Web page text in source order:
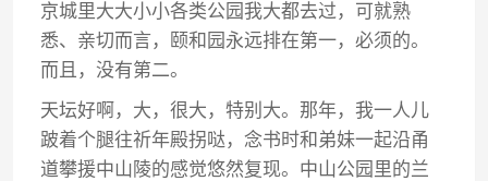
京城里大大小小各类公园我大都去过，可就熟
悉、亲切而言，颐和园永远排在第一，必须的。
而且，没有第二。
天坛好啊，大，很大，特别大。那年，我一人儿
跛着个腿往祈年殿拐哒，念书时和弟妹一起沿甬
道攀援中山陵的感觉悠然复现。中山公园里的兰